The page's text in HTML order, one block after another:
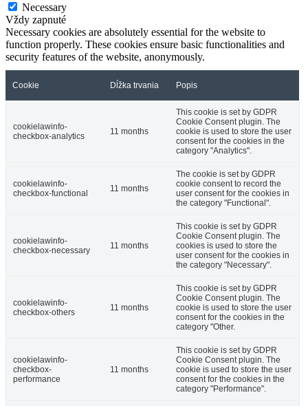
Necessary
Vždy zapnuté
Necessary cookies are absolutely essential for the website to
function properly. These cookies ensure basic functionalities and
security features of the website, anonymously.
Cookie Dĺžka trvania Popis
cookielawinfo-
checkbox-analytics
11 months
This cookie is set by GDPR
Cookie Consent plugin. The
cookie is used to store the user
consent for the cookies in the
category "Analytics".
cookielawinfo-
checkbox-functional
11 months
The cookie is set by GDPR
cookie consent to record the
user consent for the cookies in
the category "Functional".
cookielawinfo-
checkbox-necessary
11 months
This cookie is set by GDPR
Cookie Consent plugin. The
cookies is used to store the
user consent for the cookies in
the category "Necessary".
cookielawinfo-
checkbox-others
11 months
This cookie is set by GDPR
Cookie Consent plugin. The
cookie is used to store the user
consent for the cookies in the
category "Other.
cookielawinfo-
checkbox-
performance
11 months
This cookie is set by GDPR
Cookie Consent plugin. The
cookie is used to store the user
consent for the cookies in the
category "Performance".